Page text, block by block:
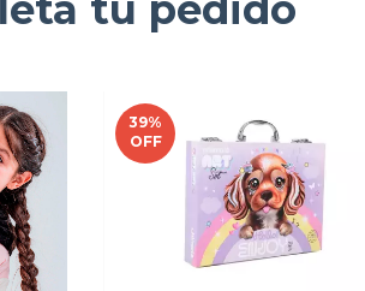
39%
OFF